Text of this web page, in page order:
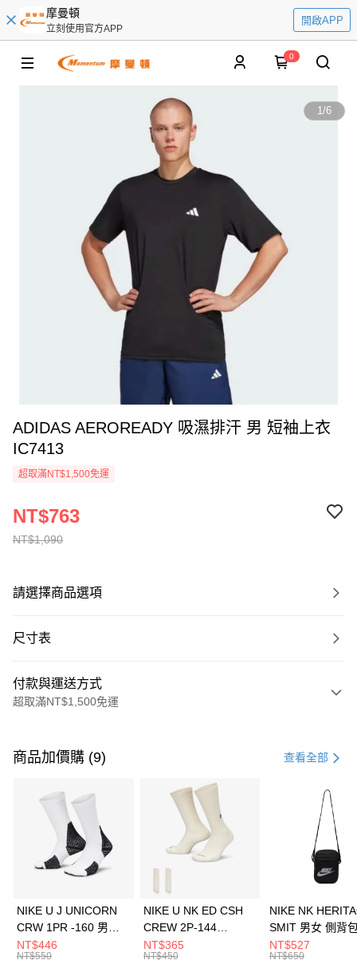
摩曼頓
立刻使用官方APP
開啟APP
0
1/6
ADIDAS AEROREADY 吸濕排汗 男 短袖上衣
IC7413
超取滿NT$1,500免運
NT$1,090
NT$763
請選擇商品選項
尺寸表
付款與運送方式
超取滿NT$1,500免運
信用卡一次付款
3 期 0 利率 每期 21家銀行
合作金庫商業銀行
第一商業銀行
華南商業銀行
彰化商業銀行
上海商業儲蓄銀行
元大商業銀行
Apple Pay
全盈+PAY
AFTEE先享後付
商品加價購 (9) 查看全部
NIKE U J UNICORN
CRW 1PR -160 男女
中統襪 FZ3393100
NT$446
NT$550
NIKE U NK ED CSH
CREW 2P-144
EMBRDY 男女 短統襪
FZ3073133
NT$365
NT$450
NIKE NK
SMIT 男女 側背
BA5871010
NT$527
NT$650